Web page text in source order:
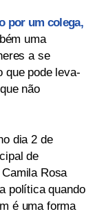
por um colega,
uma
a se
que pode leva-
não
dia 2 de
de
Rosa
política quando
é uma forma